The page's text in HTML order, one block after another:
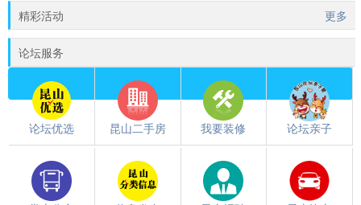
精彩活动 更多
论坛服务
论坛优选 昆山二手房 我要装修 论坛亲子